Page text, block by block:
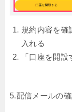
規約内容を確
入れる
「口座を開
5.配信メールの